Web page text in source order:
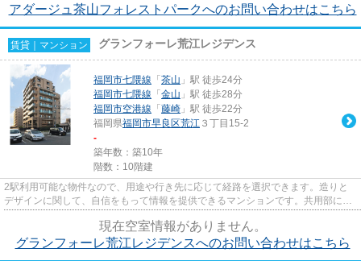
アダージュ茶山フォレストパークへのお問い合わせはこちら
賃貸｜マンション グランフォーレ荒江レジデンス
福岡市七隈線 「 茶山 」駅 徒歩24分
福岡市七隈線 「 金山 」駅 徒歩28分
福岡市空港線 「 藤崎 」駅 徒歩22分
福岡県福岡市早良区荒江 ３丁目15-2
-
築年数：築10年
階数：10階建
2駅利用可能な物件なので、用途や行き先に応じて経路を選択できます。造りと
デザインに関して、自信をもって情報を提供できるマンションです。共用部には
現在空室情報がありません。
グランフォーレ荒江レジデンスへのお問い合わせはこちら